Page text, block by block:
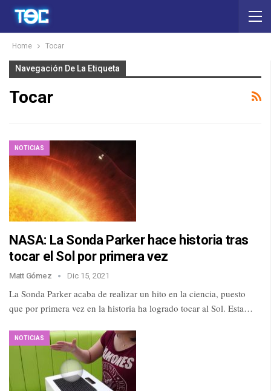
Home Tocar
Navegación De La Etiqueta
Tocar
NOTICIAS
NASA: La Sonda Parker hace historia tras
tocar el Sol por primera vez
Matt Gómez Dic 15, 2021
La Sonda Parker acaba de realizar un hito en la ciencia, puesto
que por primera vez en la historia ha logrado tocar al Sol. Esta…
NOTICIAS